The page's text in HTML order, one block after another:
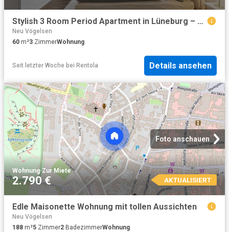
Stylish 3 Room Period Apartment in Lüneburg – Quiet, High Quality & Ideal for Temporary Living from October
Neu Vögelsen
60 m²3 ZimmerWohnung
Seit letzter Woche bei Rentola Details ansehen
Foto anschauen
Wohnung·Zur Miete
2.790 € AKTUALISIERT
Edle Maisonette Wohnung mit tollen Aussichten
Neu Vögelsen
188 m²5 Zimmer2 BadezimmerWohnung